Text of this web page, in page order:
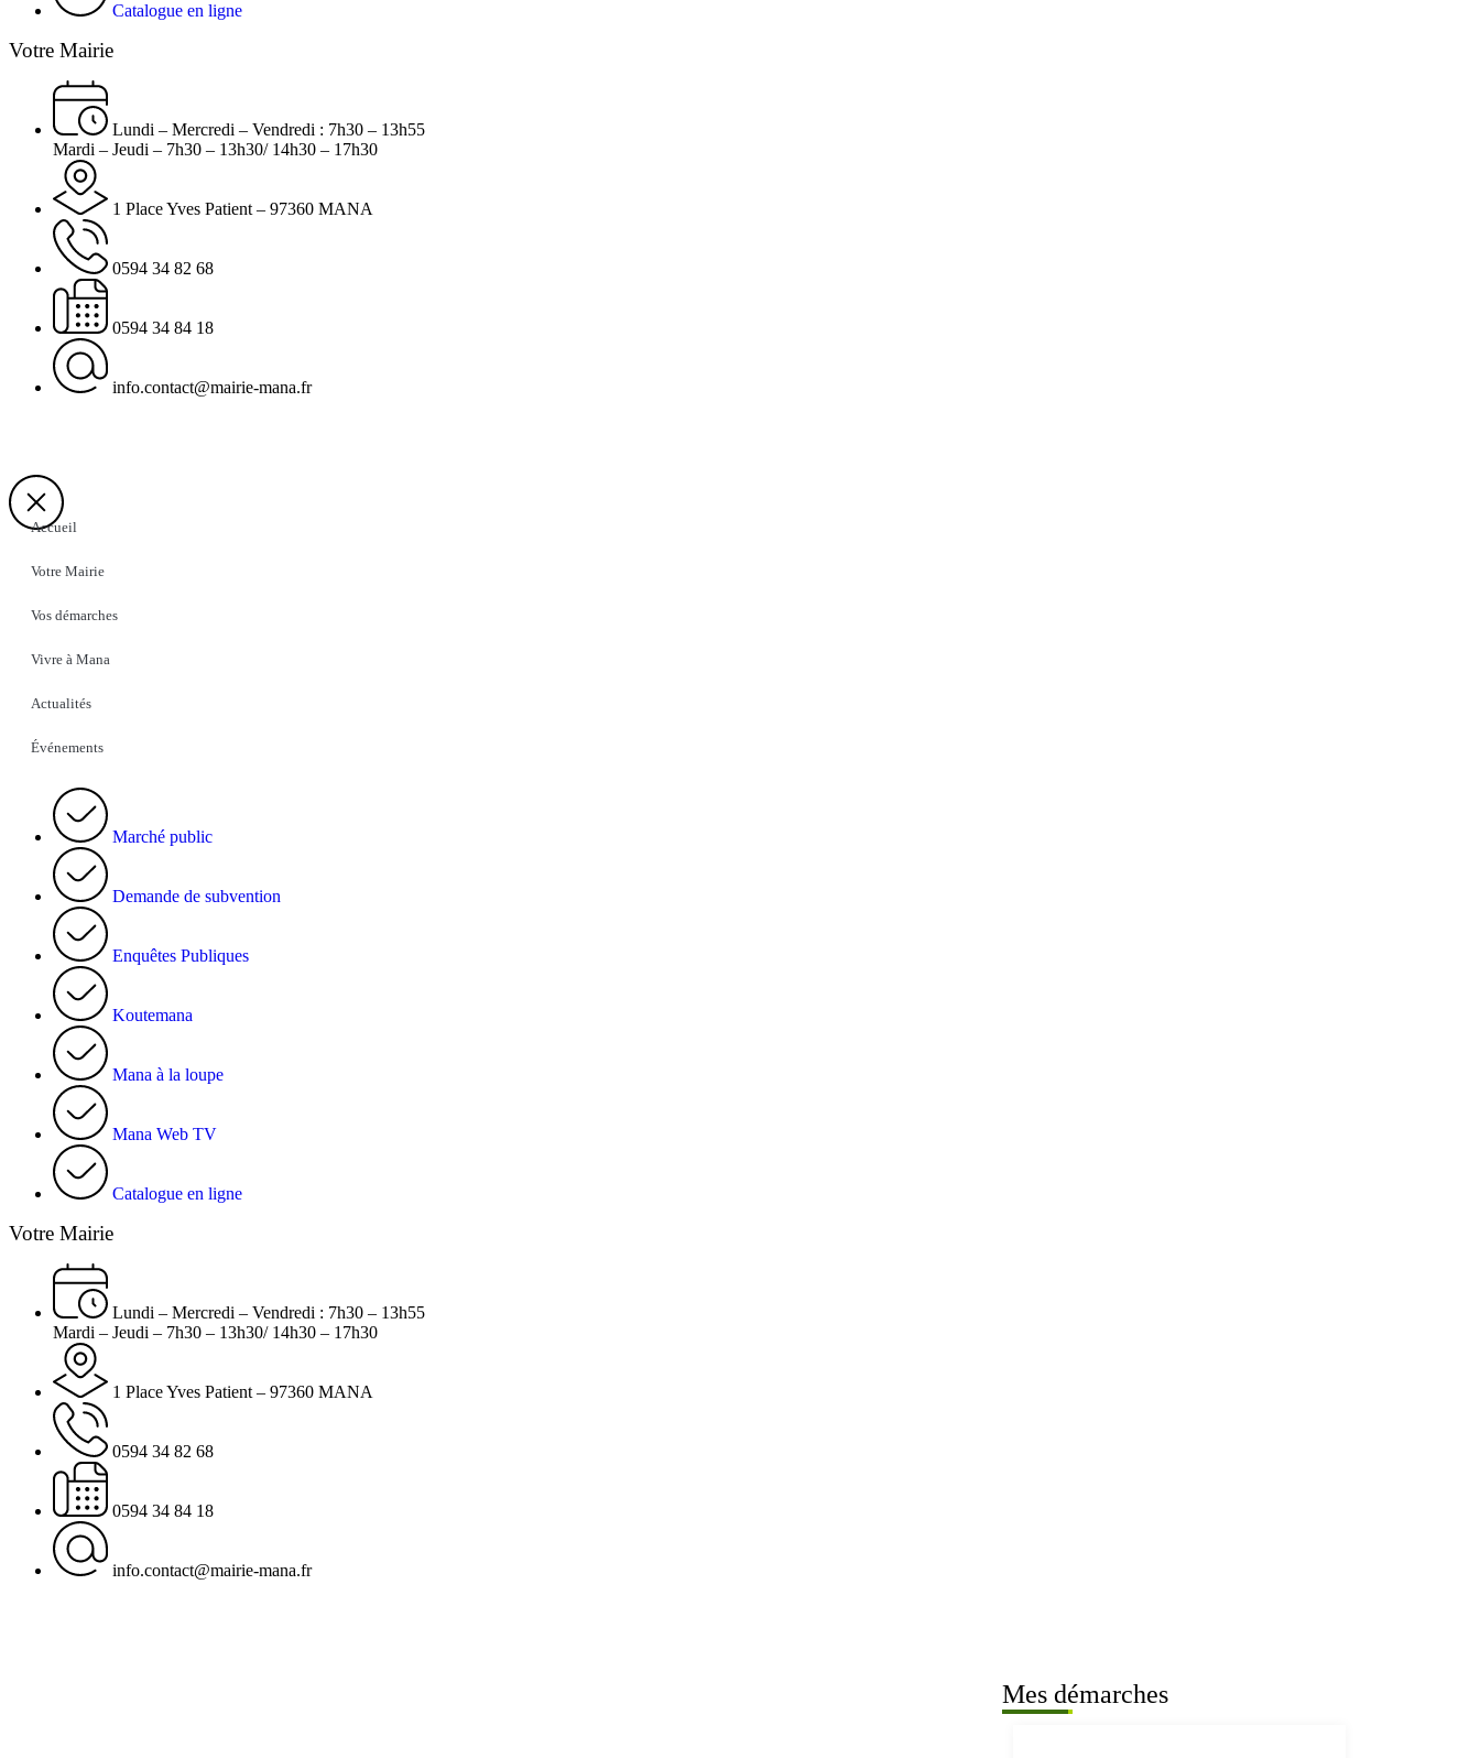
Catalogue en ligne
Votre Mairie
Lundi – Mercredi – Vendredi : 7h30 – 13h55
Mardi – Jeudi – 7h30 – 13h30/ 14h30 – 17h30
1 Place Yves Patient – 97360 MANA
0594 34 82 68
0594 34 84 18
info.contact@mairie-mana.fr
Accueil
Votre Mairie
Vos démarches
Vivre à Mana
Actualités
Événements
Marché public
Demande de subvention
Enquêtes Publiques
Koutemana
Mana à la loupe
Mana Web TV
Catalogue en ligne
Votre Mairie
Lundi – Mercredi – Vendredi : 7h30 – 13h55
Mardi – Jeudi – 7h30 – 13h30/ 14h30 – 17h30
1 Place Yves Patient – 97360 MANA
0594 34 82 68
0594 34 84 18
info.contact@mairie-mana.fr
Mes démarches